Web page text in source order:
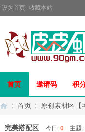
设为首页 收藏本站
首页 邀请码 积
首页 原创素材区【
完美搭配区 今日: 0 主题: